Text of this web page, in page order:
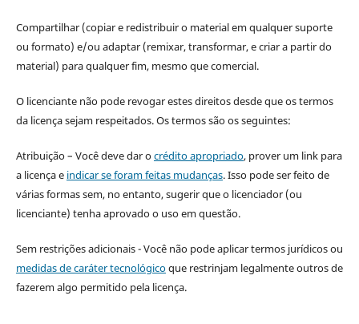
Compartilhar (copiar e redistribuir o material em qualquer suporte
ou formato) e/ou adaptar (remixar, transformar, e criar a partir do
material) para qualquer fim, mesmo que comercial.
O licenciante não pode revogar estes direitos desde que os termos
da licença sejam respeitados. Os termos são os seguintes:
Atribuição – Você deve dar ocrédito apropriado, prover um link para
a licença e indicar se foram feitas mudanças. Isso pode ser feito de
várias formas sem, no entanto, sugerir que o licenciador (ou
licenciante) tenha aprovado o uso em questão.
Sem restrições adicionais - Você não pode aplicar termos jurídicos ou
medidas de caráter tecnológicoque restrinjam legalmente outros de
fazerem algo permitido pela licença.